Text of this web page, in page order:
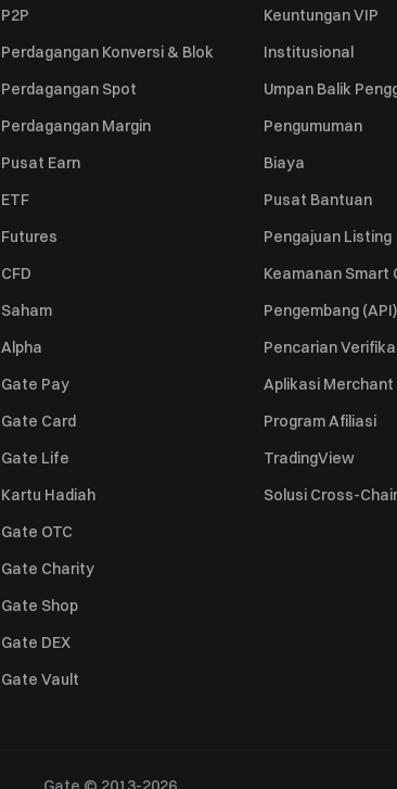
P2P
Perdagangan Konversi & Blok
Perdagangan Spot
Perdagangan Margin
Pusat Earn
ETF
Futures
CFD
Saham
Alpha
Gate Pay
Gate Card
Gate Life
Kartu Hadiah
Gate OTC
Gate Charity
Gate Shop
Gate DEX
Gate Vault
Keuntungan VIP
Institusional
Umpan Balik
Pengumuman
Biaya
Pusat Bantuan
Pengajuan Listing
Keamanan Smart
Pengembang (API)
Pencarian
Aplikasi Merchant
Program Afiliasi
TradingView
Solusi Cross-